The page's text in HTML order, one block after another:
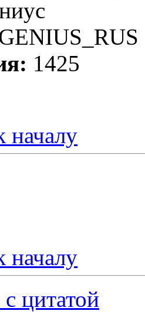
1425
началу
началу
цитатой